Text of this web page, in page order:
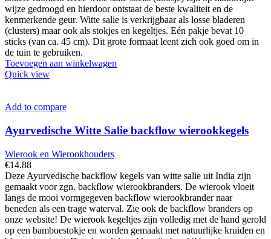
wijze gedroogd en hierdoor ontstaat de beste kwaliteit en de
kenmerkende geur. Witte salie is verkrijgbaar als losse bladeren
(clusters) maar ook als stokjes en kegeltjes. Eén pakje bevat 10
sticks (van ca. 45 cm). Dit grote formaat leent zich ook goed om in
de tuin te gebruiken.
Toevoegen aan winkelwagen
Quick view
Add to compare
Ayurvedische Witte Salie backflow wierookkegels
Wierook en Wierookhouders
€14.88
Deze Ayurvedische backflow kegels van witte salie uit India zijn
gemaakt voor zgn. backflow wierookbranders. De wierook vloeit
langs de mooi vormgegeven backflow wierookbrander naar
beneden als een trage waterval. Zie ook de backflow branders op
onze website! De wierook kegeltjes zijn volledig met de hand gerold
op een bamboestokje en worden gemaakt met natuurlijke kruiden en